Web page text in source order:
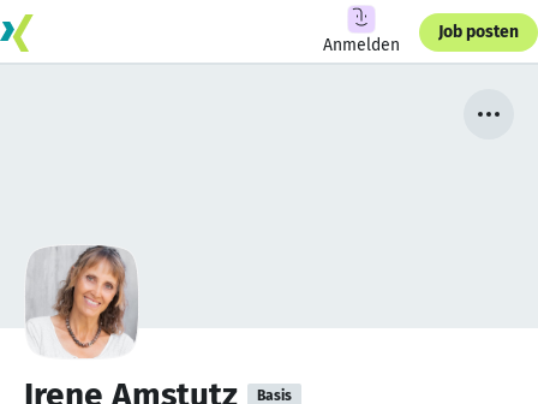
Anmelden
Job posten
Irene Amstutz Basis